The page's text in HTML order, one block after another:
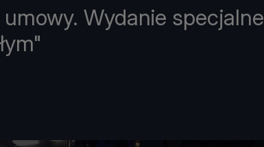
umowy. Wydanie specjalne